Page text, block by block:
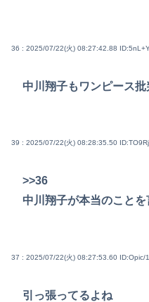
36 : 2025/07/22(火) 08:27:42.88
中川翔子もワンピース
39 : 2025/07/22(火) 08:28:35.50
>>36
中川翔子が本当のこと
37 : 2025/07/22(火) 08:27:53.60 ID:Opic/
引っ張ってるよね